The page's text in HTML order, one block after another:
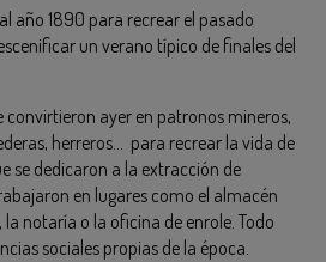
año 1890 para recrear el pasado
un verano típico de finales del
convirtieron ayer en patronos mineros,
herreros… para recrear la vida de
se dedicaron a la extracción de
en lugares como el almacén
notaría o la oficina de enrole. Todo
sociales propias de la época.